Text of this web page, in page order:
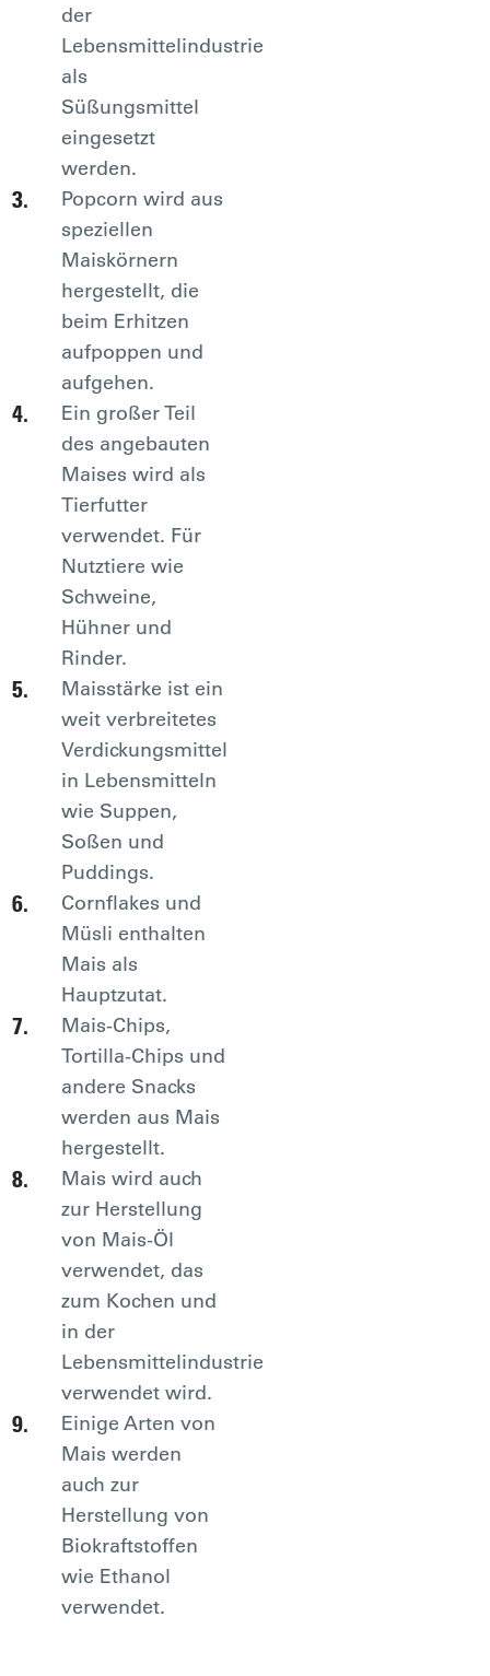
der
Lebensmittelindustrie
als
Süßungsmittel
eingesetzt
werden.
Popcorn wird aus
speziellen
Maiskörnern
hergestellt, die
beim Erhitzen
aufpoppen und
aufgehen.
Ein großer Teil
des angebauten
Maises wird als
Tierfutter
verwendet. Für
Nutztiere wie
Schweine,
Hühner und
Rinder.
Maisstärke ist ein
weit verbreitetes
Verdickungsmittel
in Lebensmitteln
wie Suppen,
Soßen und
Puddings.
Cornflakes und
Müsli enthalten
Mais als
Hauptzutat.
Mais-Chips,
Tortilla-Chips und
andere Snacks
werden aus Mais
hergestellt.
Mais wird auch
zur Herstellung
von Mais-Öl
verwendet, das
zum Kochen und
in der
Lebensmittelindustrie
verwendet wird.
Einige Arten von
Mais werden
auch zur
Herstellung von
Biokraftstoffen
wie Ethanol
verwendet.